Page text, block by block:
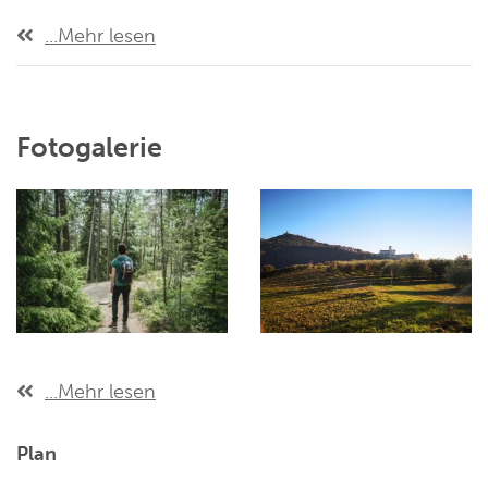
...Mehr lesen
Fotogalerie
...Mehr lesen
Plan